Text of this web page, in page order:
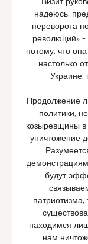
надеюсь,
переворота
революций»
потому, что
настолько
Украине,
Продолжение
политики,
козыревщины в
уничтожение
будут
патриотизма,
находимся
нам